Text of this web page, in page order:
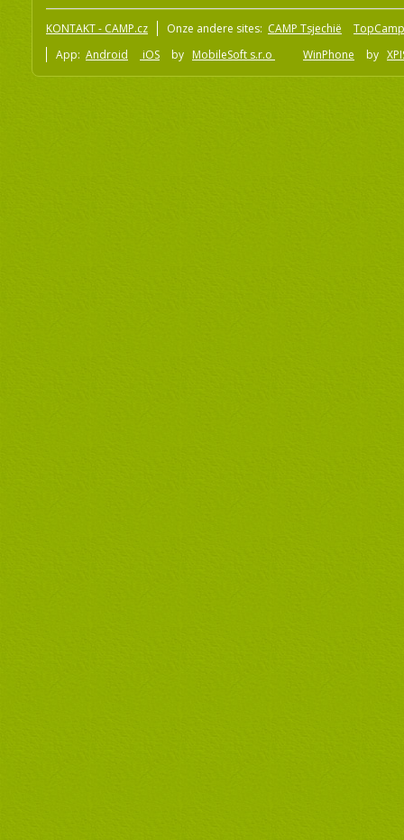
KONTAKT - CAMP.cz Onze andere sites: CAMP Tsjechië
App: Android iOS by MobileSoft s.r.o WinPhone by